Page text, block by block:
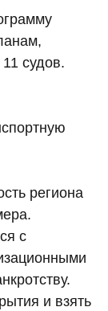
судов.
региона
с
и взять